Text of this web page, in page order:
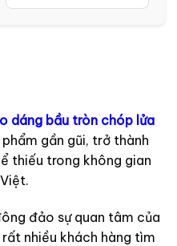
dáng bầu tròn chóp lửa
gần gũi, trở thành
thiếu trong không gian
đảo sự quan tâm của
nhiều khách hàng tìm